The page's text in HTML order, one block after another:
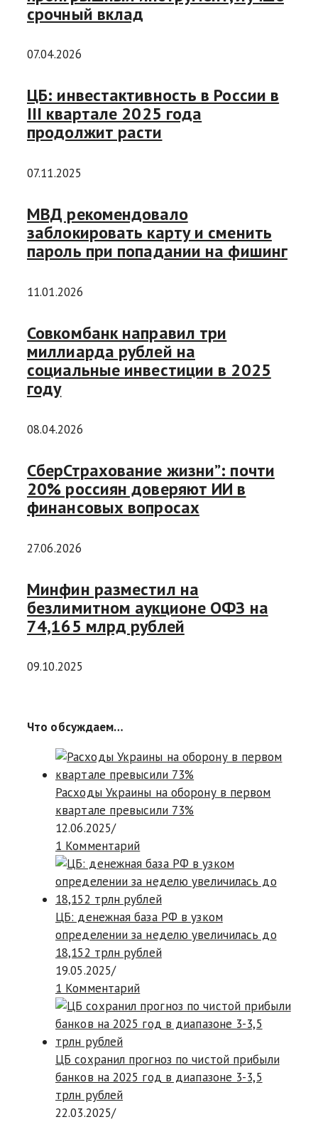
срочный вклад
07.04.2026
ЦБ: инвестактивность в России в
III квартале 2025 года
продолжит расти
07.11.2025
МВД рекомендовало
заблокировать карту и сменить
пароль при попадании на фишинг
11.01.2026
Совкомбанк направил три
миллиарда рублей на
социальные инвестиции в 2025
году
08.04.2026
СберСтрахование жизни”: почти
20% россиян доверяют ИИ в
финансовых вопросах
27.06.2026
Минфин разместил на
безлимитном аукционе ОФЗ на
74,165 млрд рублей
09.10.2025
Что обсуждаем…
Расходы Украины на оборону в первом
квартале превысили 73%
12.06.2025/
1 Комментарий
ЦБ: денежная база РФ в узком
определении за неделю увеличилась до
18,152 трлн рублей
19.05.2025/
1 Комментарий
ЦБ сохранил прогноз по чистой прибыли
банков на 2025 год в диапазоне 3-3,5
трлн рублей
22.03.2025/